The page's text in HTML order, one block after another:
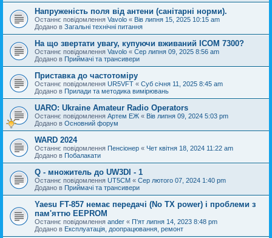
Напруженість поля від антени (санітарні норми).
Останнє повідомлення Vavolo « Вів липня 15, 2025 10:15 am
Додано в Загальні технічні питання
На що звертати увагу, купуючи вживаний ICOM 7300?
Останнє повідомлення Vavolo « Сер липня 09, 2025 8:56 am
Додано в Приймачі та трансивери
Приставка до частотоміру
Останнє повідомлення UR5VFT « Суб січня 11, 2025 8:45 am
Додано в Прилади та методика вимірювань
UARO: Ukraine Аmateur Radio Operators
Останнє повідомлення Артем ЕЖ « Вів липня 09, 2024 5:03 pm
Додано в Основний форум
WARD 2024
Останнє повідомлення Пенсіонер « Чет квітня 18, 2024 11:22 am
Додано в Побалакати
Q - множитель до UW3DI - 1
Останнє повідомлення UT5CM « Сер лютого 07, 2024 1:40 pm
Додано в Приймачі та трансивери
Yaesu FT-857 немає передачі (No TX power) і проблеми з
пам'яттю EEPROM
Останнє повідомлення ander « П'ят липня 14, 2023 8:48 pm
Додано в Експлуатація, доопрацювання, ремонт